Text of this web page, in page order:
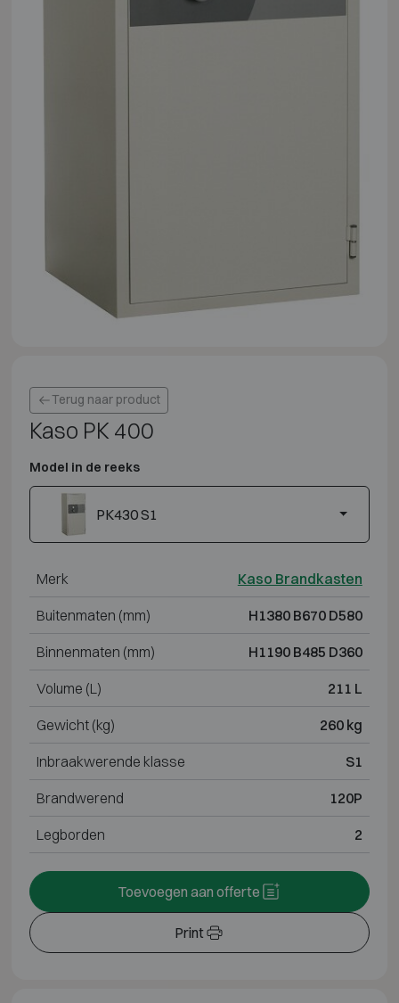
Terug naar product
Kaso PK 400
Model in de reeks
PK430 S1
Merk Kaso Brandkasten
Buitenmaten (mm) H1380 B670 D580
Binnenmaten (mm) H1190 B485 D360
Volume (L) 211 L
Gewicht (kg) 260 kg
Inbraakwerende klasse S1
Brandwerend 120P
Legborden 2
Print
Toevoegen aan offerte